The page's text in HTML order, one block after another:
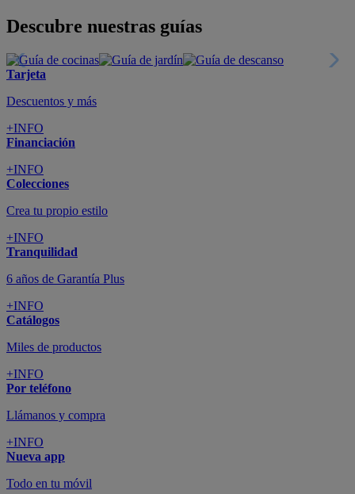
Descubre nuestras guías
Tarjeta
Descuentos y más
+INFO
Financiación
+INFO
Colecciones
Crea tu propio estilo
+INFO
Tranquilidad
6 años de Garantía Plus
+INFO
Catálogos
Miles de productos
+INFO
Por teléfono
Llámanos y compra
+INFO
Nueva app
Todo en tu móvil